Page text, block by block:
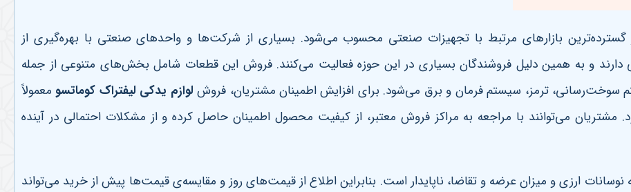
از گسترده‌ترین بازارهای مرتبط با تجهیزات صنعتی محسوب می‌شود. بسیاری از شرکت‌ها و واحدهای صنعتی با بهره‌گیری از
دارند و به همین دلیل فروشندگان بسیاری در این حوزه فعالیت می‌کنند. فروش این قطعات شامل بخش‌های متنوعی از جمله
ترمز، سیستم فرمان و برق می‌شود. برای افزایش اطمینان مشتریان، فروش لوازم یدکی لیفتراک کوماتسو معمولاً
می‌توانند با مراجعه به مراکز فروش معتبر، از کیفیت محصول اطمینان حاصل کرده و از مشکلات احتمالی در آینده
نوسانات ارزی و میزان عرضه و تقاضا، ناپایدار است. بنابراین اطلاع از قیمت‌های روز و مقایسه‌ی قیمت‌ها پیش از خرید می‌تواند